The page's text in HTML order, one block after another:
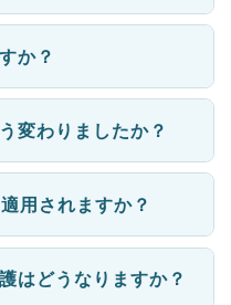
か？
変わりましたか？
用されますか？
はどうなりますか？